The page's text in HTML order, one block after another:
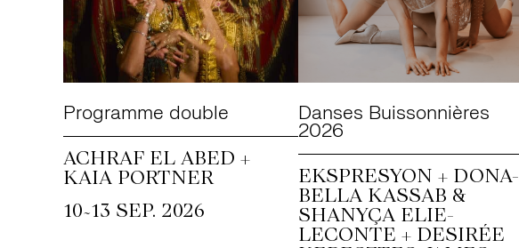
Programme double
ACHRAF EL ABED +
KAIA PORTNER
10~13 SEP. 2026
Danses Buissonnières
2026
EKSPRESYON + DONA-
BELLA KASSAB &
SHANYÇA ELIE-
LECONTE + DESIRÉE